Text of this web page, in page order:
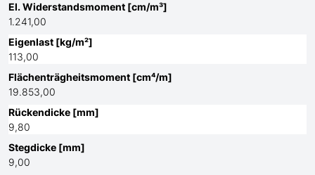
El. Widerstandsmoment [cm/m³]
1.241,00
Eigenlast [kg/m²]
113,00
Flächenträgheitsmoment [cm⁴/m]
19.853,00
Rückendicke [mm]
9,80
Stegdicke [mm]
9,00